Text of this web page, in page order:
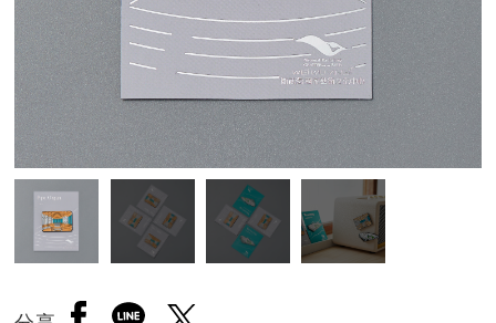
另開新視窗分享至facebook
另開新視窗分享至line
另開新視窗分享至twitter